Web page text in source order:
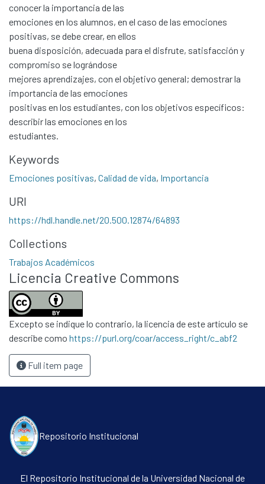
Statistics
Contacto
conocer la importancia de las
emociones en los alumnos, en el caso de las emociones
positivas, se debe crear, en ellos
buena disposición, adecuada para el disfrute, satisfacción y
compromiso se lográndose
mejores aprendizajes, con el objetivo general; demostrar la
importancia de las emociones
positivas en los estudiantes, con los objetivos específicos:
describir las emociones en los
estudiantes.
Keywords
Emociones positivas, Calidad de vida, Importancia
URI
https://hdl.handle.net/20.500.12874/64893
Collections
Trabajos Académicos
Licencia Creative Commons
Excepto se indique lo contrario, la licencia de este artículo se
describe como https://purl.org/coar/access_right/c_abf2
Full item page
Repositorio Institucional
El Repositorio Institucional de la Universidad Nacional de